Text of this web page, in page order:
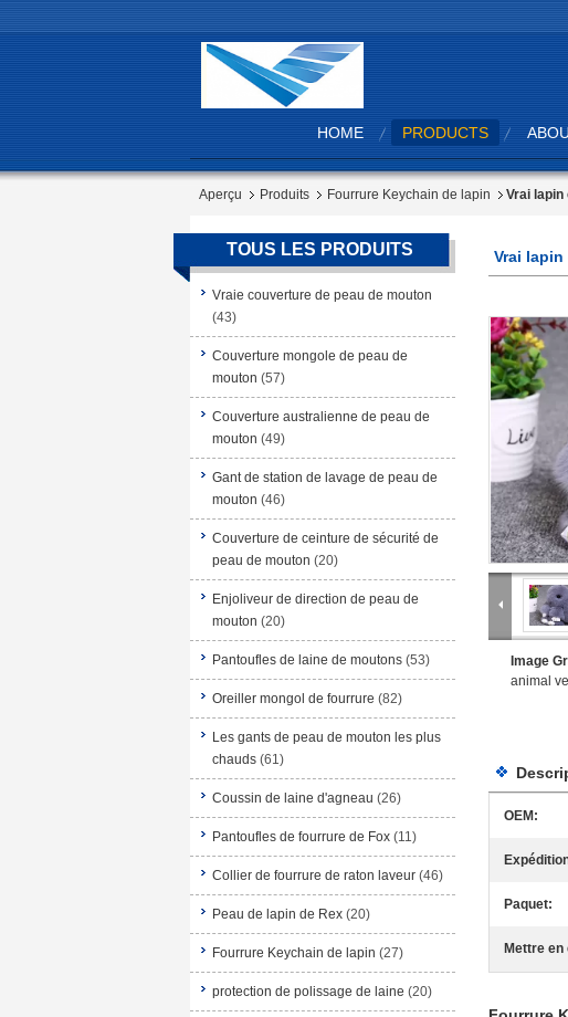
HOME PRODUCTS
Aperçu Produits Fourrure Keychain de lapin Vrai
TOUS LES PRODUITS
Vraie couverture de peau de mouton
(43)
Couverture mongole de peau de
mouton (57)
Couverture australienne de peau de
mouton (49)
Gant de station de lavage de peau de
mouton (46)
Couverture de ceinture de sécurité de
peau de mouton (20)
Enjoliveur de direction de peau de
mouton (20)
Pantoufles de laine de moutons (53)
Oreiller mongol de fourrure (82)
Les gants de peau de mouton les plus
chauds (61)
Coussin de laine d'agneau (26)
Pantoufles de fourrure de Fox (11)
Collier de fourrure de raton laveur (46)
Peau de lapin de Rex (20)
Fourrure Keychain de lapin (27)
protection de polissage de laine (20)
Vrai
Image
animal
OEM:
Paquet:
Mettre